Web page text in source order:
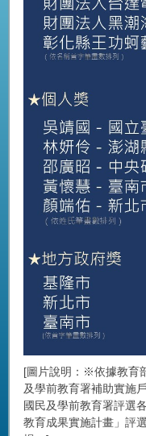
[圖片說明：※依據教育
及學前教育署補助實施
國民及學前教育署評選
教育成果實施計畫」評